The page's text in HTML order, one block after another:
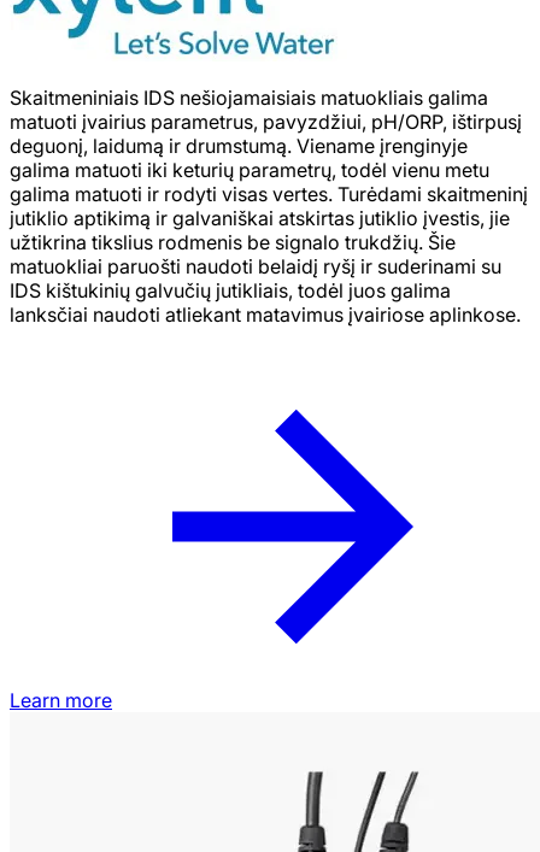
Skaitmeniniais IDS nešiojamaisiais matuokliais galima
matuoti įvairius parametrus, pavyzdžiui, pH/ORP, ištirpusį
deguonį, laidumą ir drumstumą. Viename įrenginyje
galima matuoti iki keturių parametrų, todėl vienu metu
galima matuoti ir rodyti visas vertes. Turėdami skaitmeninį
jutiklio aptikimą ir galvaniškai atskirtas jutiklio įvestis, jie
užtikrina tikslius rodmenis be signalo trukdžių. Šie
matuokliai paruošti naudoti belaidį ryšį ir suderinami su
IDS kištukinių galvučių jutikliais, todėl juos galima
lanksčiai naudoti atliekant matavimus įvairiose aplinkose.
Learn more